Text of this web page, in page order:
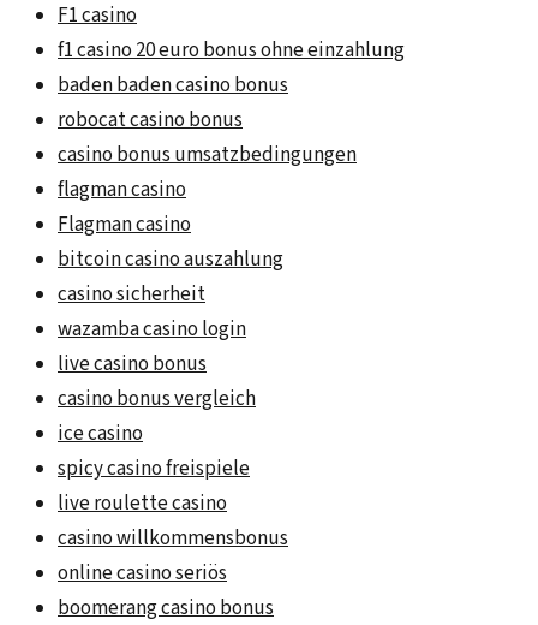
F1 casino
f1 casino 20 euro bonus ohne einzahlung
baden baden casino bonus
robocat casino bonus
casino bonus umsatzbedingungen
flagman casino
Flagman casino
bitcoin casino auszahlung
casino sicherheit
wazamba casino login
live casino bonus
casino bonus vergleich
ice casino
spicy casino freispiele
live roulette casino
casino willkommensbonus
online casino seriös
boomerang casino bonus